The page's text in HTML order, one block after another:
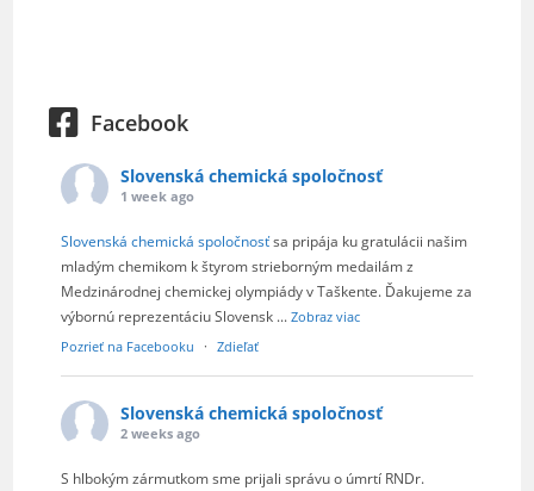
Facebook
Slovenská chemická spoločnosť
1 week ago
Slovenská chemická spoločnosťsa pripája ku gratulácii našim
mladým chemikom k štyrom strieborným medailám z
Medzinárodnej chemickej olympiády v Taškente. Ďakujeme za
výbornú reprezentáciu Slovensk ...Zobraz viac
Pozrieť na Facebooku
· Zdieľať
Slovenská chemická spoločnosť
2 weeks ago
S hlbokým zármutkom sme prijali správu o úmrtí RNDr.